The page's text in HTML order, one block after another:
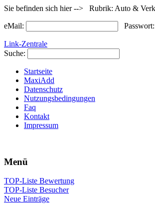
Sie befinden sich hier --> Rubrik: Auto &
eMail: Passwort:
Link-Zentrale
Suche:
Startseite
MaxiAdd
Datenschutz
Nutzungsbedingungen
Faq
Kontakt
Impressum
Menü
TOP-Liste Bewertung
TOP-Liste Besucher
Neue Einträge